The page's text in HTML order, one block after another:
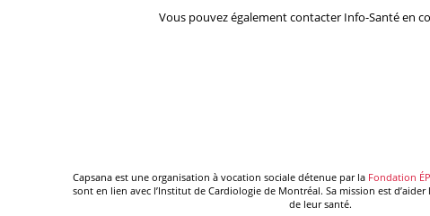
Vous pouvez également contacter Info-Santé en
Capsana est une organisation à vocation sociale détenue par la Fondation
sont en lien avec l’Institut de Cardiologie de Montréal. Sa mission est
de leur santé.